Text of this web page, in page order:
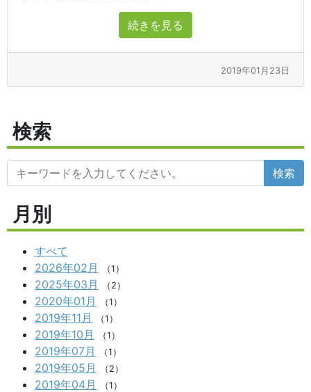
続きを見る
2019年01月23日
検索
検索
月別
すべて
2026年02月
（1）
2025年03月 （2）
2020年01月 （1）
2019年11月 （1）
2019年10月 （1）
2019年07月 （1）
2019年05月 （2）
2019年04月 （1）